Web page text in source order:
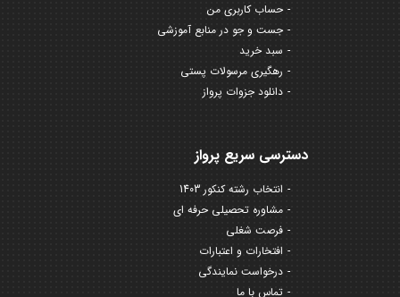
حساب کاربری من
جست و جو در منابع آموزشی
سبد خرید
رهگیری مرسولات پستی
دانلود جزوات پرواز
دسترسی سریع پرواز
انتخاب رشته کنکور 1403
مشاوره تحصیلی حرفه ای
فرصت شغلی
افتخارات و اعتبارات
درخواست نمایندگی
تماس با ما